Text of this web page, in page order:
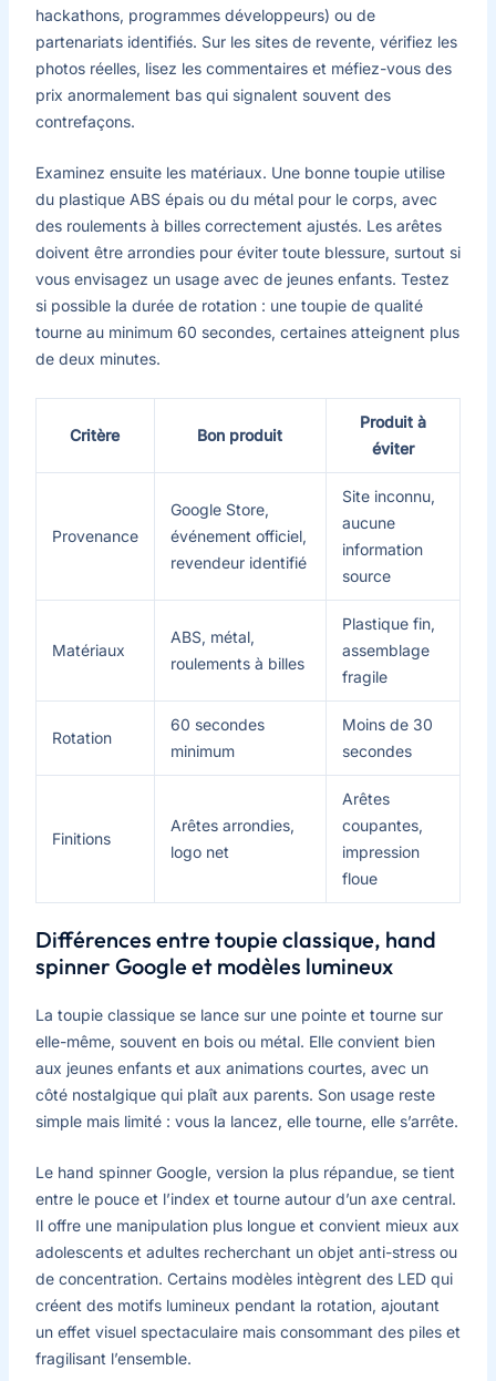
hackathons, programmes développeurs) ou de
partenariats identifiés. Sur les sites de revente, vérifiez les
photos réelles, lisez les commentaires et méfiez-vous des
prix anormalement bas qui signalent souvent des
contrefaçons.
Examinez ensuite les matériaux. Une bonne toupie utilise
du plastique ABS épais ou du métal pour le corps, avec
des roulements à billes correctement ajustés. Les arêtes
doivent être arrondies pour éviter toute blessure, surtout si
vous envisagez un usage avec de jeunes enfants. Testez
si possible la durée de rotation : une toupie de qualité
tourne au minimum 60 secondes, certaines atteignent plus
de deux minutes.
Critère Bon produit
Produit à
éviter
Provenance
Google Store,
événement officiel,
revendeur identifié
Site inconnu,
aucune
information
source
Matériaux
ABS, métal,
roulements à billes
Plastique fin,
assemblage
fragile
Rotation
60 secondes
minimum
Moins de 30
secondes
Finitions
Arêtes arrondies,
logo net
Arêtes
coupantes,
impression
floue
Différences entre toupie classique, hand
spinner Google et modèles lumineux
La toupie classique se lance sur une pointe et tourne sur
elle-même, souvent en bois ou métal. Elle convient bien
aux jeunes enfants et aux animations courtes, avec un
côté nostalgique qui plaît aux parents. Son usage reste
simple mais limité : vous la lancez, elle tourne, elle s’arrête.
Le hand spinner Google, version la plus répandue, se tient
entre le pouce et l’index et tourne autour d’un axe central.
Il offre une manipulation plus longue et convient mieux aux
adolescents et adultes recherchant un objet anti-stress ou
de concentration. Certains modèles intègrent des LED qui
créent des motifs lumineux pendant la rotation, ajoutant
un effet visuel spectaculaire mais consommant des piles et
fragilisant l’ensemble.